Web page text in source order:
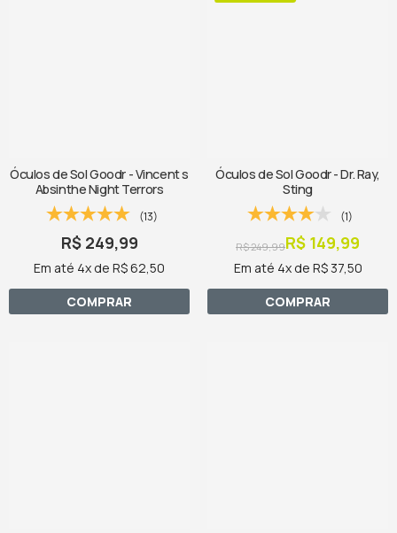
Óculos de Sol Goodr - Vincent s
Absinthe Night Terrors
(13)
R$ 249,99
Em até 4x de R$ 62,50
COMPRAR
Óculos de Sol Goodr - Dr. Ray,
Sting
(1)
R$ 149,99
R$ 249,99
Em até 4x de R$ 37,50
COMPRAR